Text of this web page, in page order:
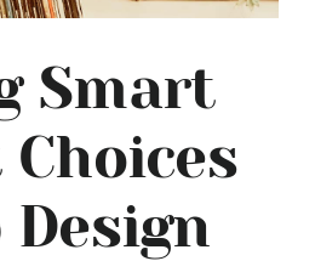
Smart
Design